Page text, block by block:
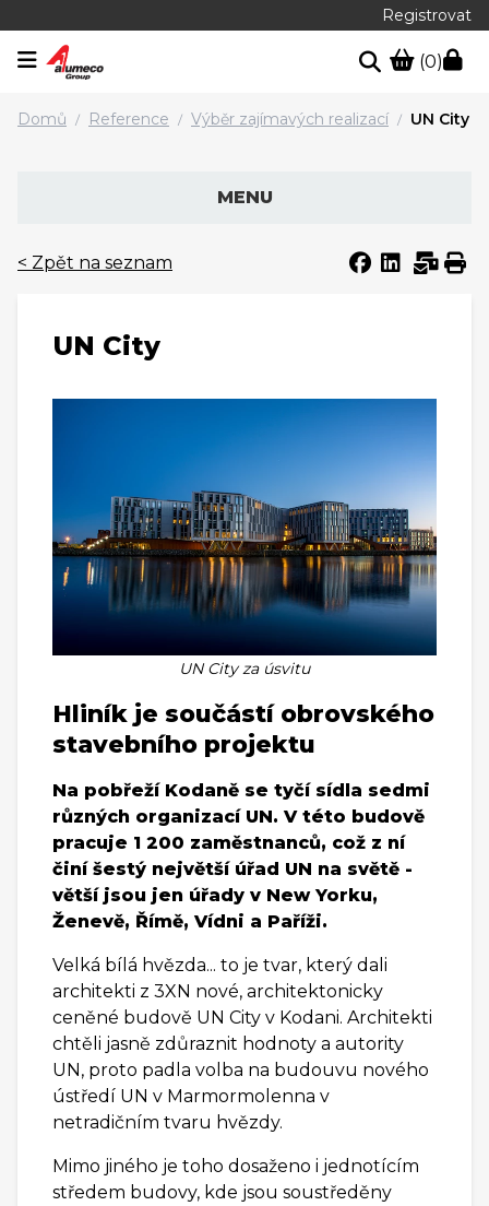
Registrovat
(0)
Domů / Reference / Výběr zajímavých realizací / UN City
MENU
< Zpět na seznam
UN City
UN City za úsvitu
Hliník je součástí obrovského
stavebního projektu
Na pobřeží Kodaně se tyčí sídla sedmi
různých organizací UN. V této budově
pracuje 1 200 zaměstnanců, což z ní
činí šestý největší úřad UN na světě -
větší jsou jen úřady v New Yorku,
Ženevě, Římě, Vídni a Paříži.
Velká bílá hvězda... to je tvar, který dali
architekti z 3XN nové, architektonicky
ceněné budově UN City v Kodani. Architekti
chtěli jasně zdůraznit hodnoty a autority
UN, proto padla volba na budouvu nového
ústředí UN v Marmormolenna v
netradičním tvaru hvězdy.
Mimo jiného je toho dosaženo i jednotícím
středem budovy, kde jsou soustředěny